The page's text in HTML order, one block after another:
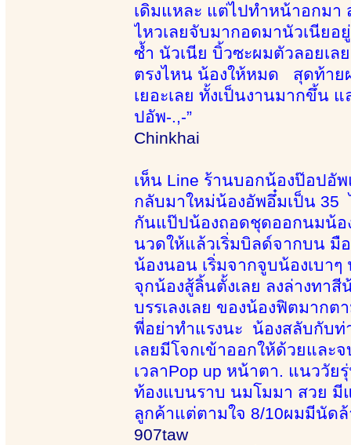
เดิมแหละ แต่ไปทำหน้าอกมา
ไหวเลยจับมากอดมานัวเนียอ
ซ้ำ นัวเนีย บิ้วซะผมตัวลอยเล
ตรงไหน น้องให้หมด สุดท้าย
เยอะเลย ทั้งเป็นงานมากขึ้น
ปอัพ-.,-”
Chinkhai
เห็น Line ร้านบอกน้องป๊อปอั
กลับมาใหม่น้องอัพอึ๋มเป็น 35
กันแป๊ปน้องถอดชุดออกนมน้อ
นวดให้แล้วเริ่มบิลด์จากบน มื
น้องนอน เริ่มจากจูบน้องเบา
จุกน้องสู้ลิ้นตั้งเลย ลงล่างทา
บรรเลงเลย ของน้องฟิตมาก
พี่อย่าทำแรงนะ น้องสลับกับท่
เลยมีโจกเข้าออกให้ด้วยแล
เวลาPop up หน้าตา. แนววั
ท้องแบนราบ นมโมมา สวย มี
ลูกค้าแต่ตามใจ 8/10ผมมีนัดล้
907taw